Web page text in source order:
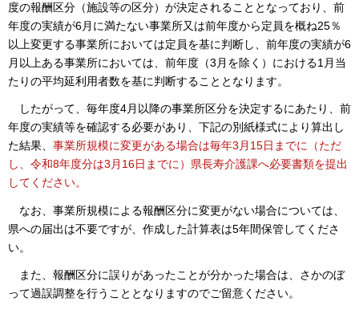
度の報酬区分（施設等の区分）が決定されることとなっており、前
年度の実績が6月に満たない事業所又は前年度から定員を概ね25％
以上変更する事業所においては定員を基に判断し、前年度の実績が6
月以上ある事業所においては、前年度（3月を除く）における1月当
たりの平均延利用者数を基に判断することとなります。
したがって、 毎年度4月以降の事業所区分を決定するにあたり、前
年度の実績等を確認する必要があり、下記の別紙様式により算出し
た結果、 事業所規模に変更がある場合は毎年3月15日までに（ただ
し、令和8年度分は3月16日までに）県長寿介護課へ必要書類を提出
してください。
なお、 事業所規模による報酬区分に変更がない場合については、
県への届出は不要ですが、作成した計算表は5年間保管してくださ
い。
また、 報酬区分に誤りがあったことが分かった場合は、さかのぼ
って過誤調整を行うこととなりますのでご留意ください。